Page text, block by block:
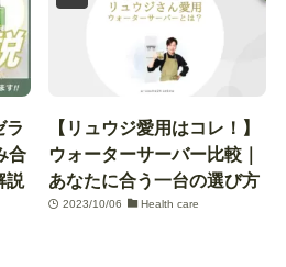
ラ
合
説
【リュウジ愛用はコレ！】
ウォーターサーバー比較｜
あなたに合う一台の選び方
2023/10/06 Health care